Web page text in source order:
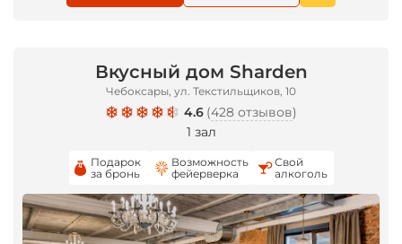
Вкусный дом Sharden
Чебоксары, ул. Текстильщиков, 10
4.6 (428 отзывов)
1 зал
Подарок
за бронь
Возможность
фейерверка
Свой
алкоголь